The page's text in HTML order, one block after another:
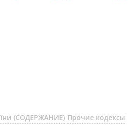
(СОДЕРЖАНИЕ) Прочие кодексы